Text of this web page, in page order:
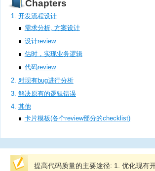
Chapters
开发流程设计
需求分析, 方案设计
设计review
估时，实现业务逻辑
代码review
对现有bug进行分析
解决原有的逻辑错误
其他
卡片模板(各个review部分的checklist)
提高代码质量的主要途径: 1. 优化现有